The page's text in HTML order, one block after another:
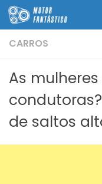
Skip to content
CARROS
As
de saltos